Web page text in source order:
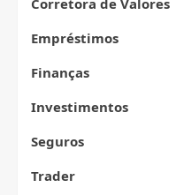
Corretora de Valores
Empréstimos
Finanças
Investimentos
Seguros
Trader